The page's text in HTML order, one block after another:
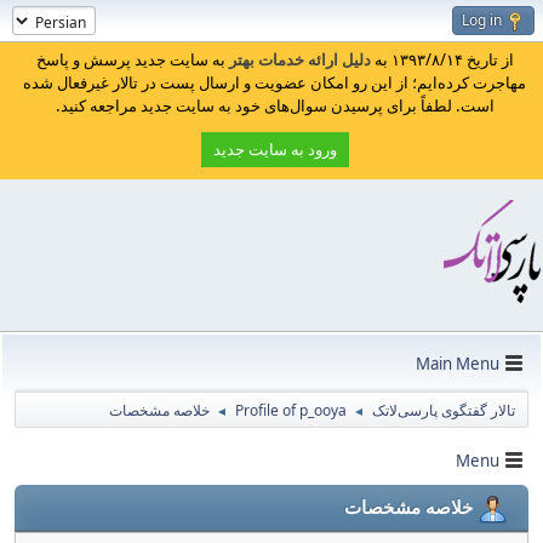
Log in
از تاریخ ۱۳۹۳/۸/۱۴ به دلیل ارائه خدمات بهتر به سایت جدید پرسش و پاسخ
مهاجرت کرده‌ایم؛ از این رو امکان عضویت و ارسال پست در تالار غیرفعال شده
است. لطفاً برای پرسیدن سوال‌های خود به سایت جدید مراجعه کنید.
ورود به سایت جدید
Main Menu
تالار گفتگوی پارسی‌لاتک ◄
Profile of p_ooya
◄ خلاصه مشخصات
Menu
خلاصه مشخصات